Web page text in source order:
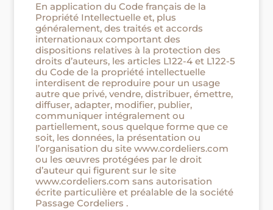
En application du Code français de la
Propriété Intellectuelle et, plus
généralement, des traités et accords
internationaux comportant des
dispositions relatives à la protection des
droits d’auteurs, les articles L122-4 et L122-5
du Code de la propriété intellectuelle
interdisent de reproduire pour un usage
autre que privé, vendre, distribuer, émettre,
diffuser, adapter, modifier, publier,
communiquer intégralement ou
partiellement, sous quelque forme que ce
soit, les données, la présentation ou
l’organisation du site www.cordeliers.com
ou les œuvres protégées par le droit
d’auteur qui figurent sur le site
www.cordeliers.com sans autorisation
écrite particulière et préalable de la société
Passage Cordeliers .